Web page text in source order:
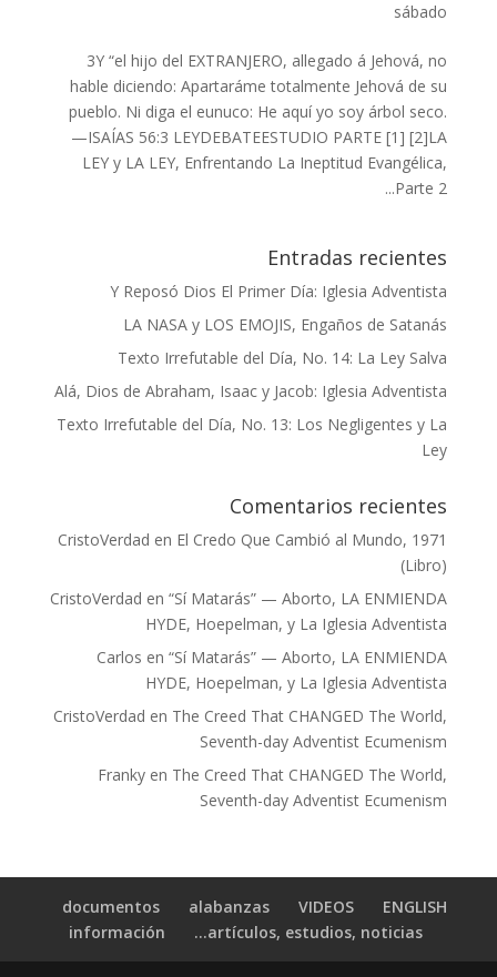
sábado
3Y “el hijo del EXTRANJERO, allegado á Jehová, no
hable diciendo: Apartaráme totalmente Jehová de su
pueblo. Ni diga el eunuco: He aquí yo soy árbol seco.
—ISAÍAS 56:3 LEYDEBATEESTUDIO PARTE [1] [2]LA
LEY y LA LEY, Enfrentando La Ineptitud Evangélica,
Parte 2...
Entradas recientes
Y Reposó Dios El Primer Día: Iglesia Adventista
LA NASA y LOS EMOJIS, Engaños de Satanás
Texto Irrefutable del Día, No. 14: La Ley Salva
Alá, Dios de Abraham, Isaac y Jacob: Iglesia Adventista
Texto Irrefutable del Día, No. 13: Los Negligentes y La
Ley
Comentarios recientes
CristoVerdad en El Credo Que Cambió al Mundo, 1971
(Libro)
CristoVerdad en“Sí Matarás” — Aborto, LA ENMIENDA
HYDE, Hoepelman, y La Iglesia Adventista
Carlos en“Sí Matarás” — Aborto, LA ENMIENDA
HYDE, Hoepelman, y La Iglesia Adventista
CristoVerdad en The Creed That CHANGED The World,
Seventh-day Adventist Ecumenism
Franky en The Creed That CHANGED The World,
Seventh-day Adventist Ecumenism
ENGLISH
VIDEOS
alabanzas
documentos
artículos, estudios, noticias…
información